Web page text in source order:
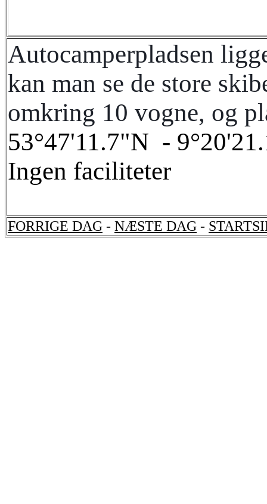
Autocamperpladsen
kan man se de store
omkring 10 vogne, og
53°47'11.7"N -
Ingen faciliteter
FORRIGE DAG - NÆSTE DAG -